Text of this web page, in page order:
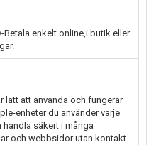
Betala enkelt online,i butik eller
lätt att använda och fungerar
enheter du använder varje
handla säkert i många
och webbsidor utan kontakt.